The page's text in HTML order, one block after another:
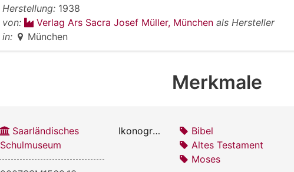
Herstellung: 1938
von:
Verlag Ars Sacra Josef Müller, München als Hersteller
in:
München
Merkmale
Saarländisches
Schulmuseum
Ikonografie:
Bibel
Altes Testament
Moses